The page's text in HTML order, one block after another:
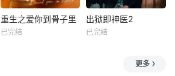
重生之爱你到骨子里
已完结
出狱即神医2
已完结
更多